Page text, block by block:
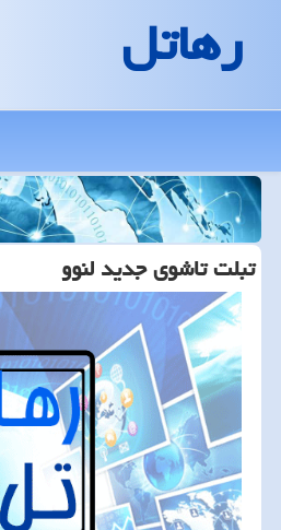
رهاتل
تبلت تاشوی جدید لنوو